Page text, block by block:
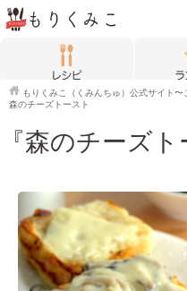
もりくみこ（くみんちゅ）公式サイト
森のチーズトースト
『森のチーズ